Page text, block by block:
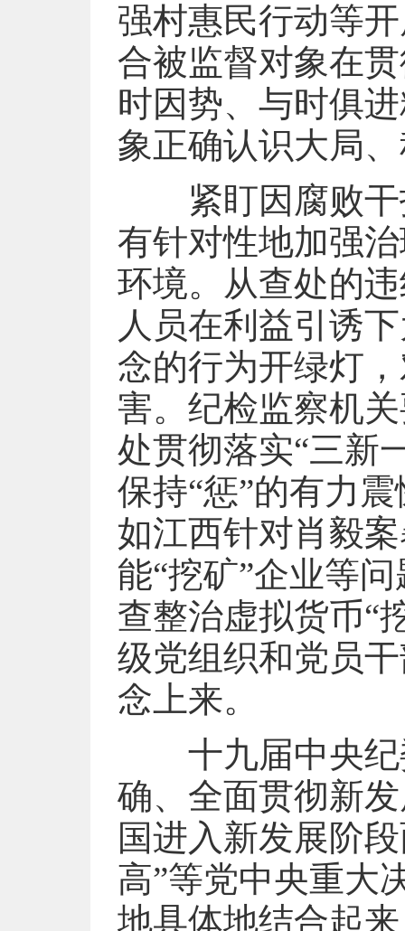
强村惠民行动等
合被监督对象在
时因势、与时俱
象正确认识大局
紧盯因腐败干
有针对性地加强
环境。从查处的
人员在利益引诱
念的行为开绿灯
害。纪检监察机
处贯彻落实“三新
保持“惩”的有力
如江西针对肖毅
能“挖矿”企业等
查整治虚拟货币“
级党组织和党员
念上来。
十九届中央纪
确、全面贯彻新
国进入新发展阶
高”等党中央重大
地具体地结合起